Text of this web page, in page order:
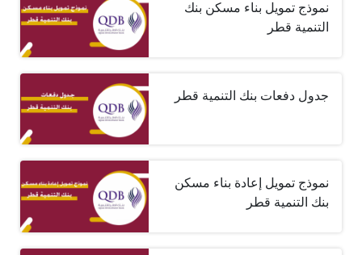
نموذج تمويل بناء مسكن بنك
التنمية قطر
جدول دفعات بنك التنمية قطر
نموذج تمويل إعادة بناء مسكن
بنك التنمية قطر